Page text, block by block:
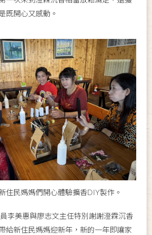
既開心又感動。
住民媽媽們開心體驗擴香DIY製作。
李美惠與廖志文主任特別謝謝澄霖沉香
給新住民媽媽迎新年，新的一年即讓家